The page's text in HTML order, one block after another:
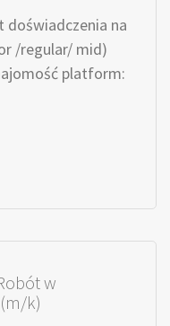
doświadczenia na
/regular/ mid)
platform:
w
k)